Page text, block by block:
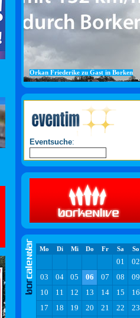
Orkan Friederike zu Gast in Borken
Eventsuche:
Mo Di Mi Do Fr Sa So
01
02
03
04 05 06 07 08
09
10
11 12 13 14 15
16
17
18 19 20 21 22
23